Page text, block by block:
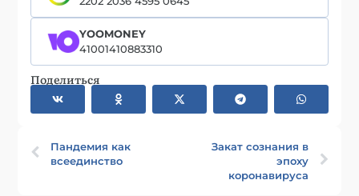
YOOMONEY
41001410883310
Поделиться
Пандемия как
всеединство
Закат сознания в
эпоху
коронавируса